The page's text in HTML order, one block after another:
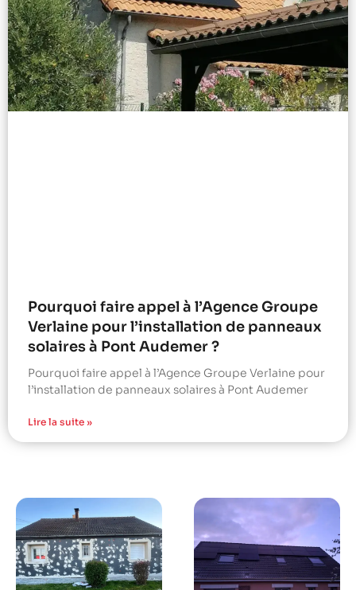
Pourquoi faire appel à l’Agence Groupe
Verlaine pour l’installation de panneaux
solaires à Pont Audemer ?
Pourquoi faire appel à l’Agence Groupe Verlaine pour
l’installation de panneaux solaires à Pont Audemer
Lire la suite »